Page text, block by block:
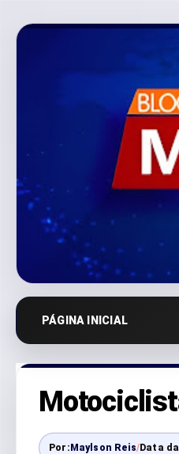
PÁGINA INICIAL
Por:Maylson Reis/Data